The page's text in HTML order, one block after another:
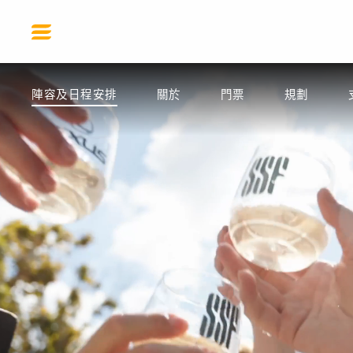
SSF 2026
陣容及日程安排 關於 門票 規劃